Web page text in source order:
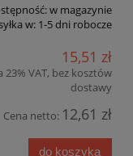
w magazynie
w: 1-5 dni robocze
15,51 zł
23% VAT, bez kosztów
dostawy
Cena netto: 12,61 zł
do koszyka